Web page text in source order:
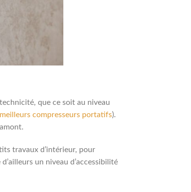
que ce soit au niveau
compresseurs portatifs).
travaux d’intérieur, pour
un niveau d’accessibilité